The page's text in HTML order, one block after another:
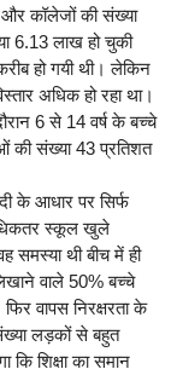
और कॉलेजों की संख्या
6.13 लाख हो चुकी
हो गयी थी। लेकिन
अधिक हो रहा था।
6 से 14 वर्ष के बच्चे
की संख्या 43 प्रतिशत
के आधार पर सिर्फ
स्कूल खुले
थी बीच में ही
वाले 50% बच्चे
वापस निरक्षरता के
लड़कों से बहुत
शिक्षा का समान